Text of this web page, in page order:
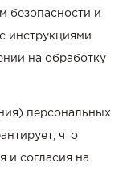
безопасности и
инструкциями
на обработку
персональных
что
и согласия на